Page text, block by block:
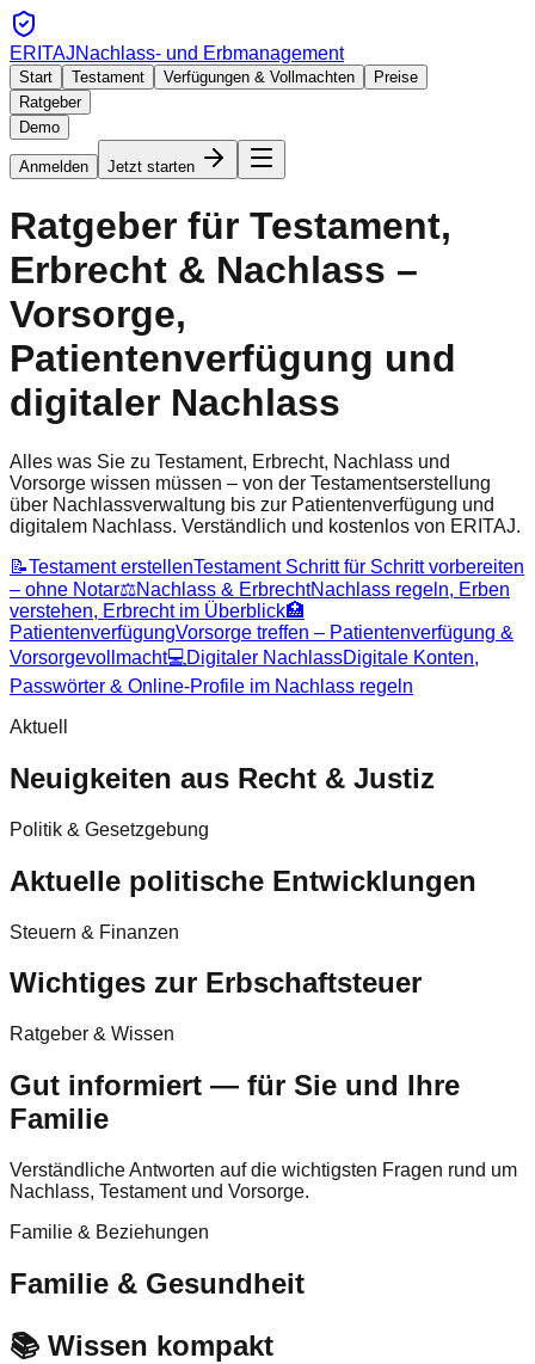
ERITAJNachlass- und Erbmanagement
Start Testament Verfügungen & Vollmachten
Preise
Ratgeber
Demo
Anmelden Jetzt starten
Ratgeber für Testament,
Erbrecht & Nachlass –
Vorsorge,
Patientenverfügung und
digitaler Nachlass
Alles was Sie zu Testament, Erbrecht, Nachlass und
Vorsorge wissen müssen – von der Testamentserstellung
über Nachlassverwaltung bis zur Patientenverfügung und
digitalem Nachlass. Verständlich und kostenlos von ERITAJ.
📝Testament erstellenTestament Schritt für Schritt vorbereiten
– ohne Notar⚖️Nachlass & ErbrechtNachlass regeln, Erben
verstehen, Erbrecht im Überblick🏥
PatientenverfügungVorsorge treffen – Patientenverfügung &
Vorsorgevollmacht💻 Digitaler NachlassDigitale Konten,
Passwörter & Online-Profile im Nachlass regeln
Aktuell
Neuigkeiten aus Recht & Justiz
Politik & Gesetzgebung
Aktuelle politische Entwicklungen
Steuern & Finanzen
Wichtiges zur Erbschaftsteuer
Ratgeber & Wissen
Gut informiert — für Sie und Ihre
Familie
Verständliche Antworten auf die wichtigsten Fragen rund um
Nachlass, Testament und Vorsorge.
Familie & Beziehungen
Familie & Gesundheit
📚 Wissen kompakt